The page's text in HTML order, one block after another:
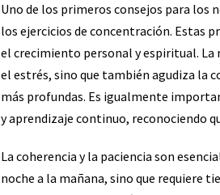
Uno de los primeros consejos para los
los ejercicios de concentración. Estas
el crecimiento personal y espiritual.
el estrés, sino que también agudiza la
más profundas. Es igualmente
y aprendizaje continuo, reconociendo
La coherencia y la paciencia son
noche a la mañana, sino que requiere